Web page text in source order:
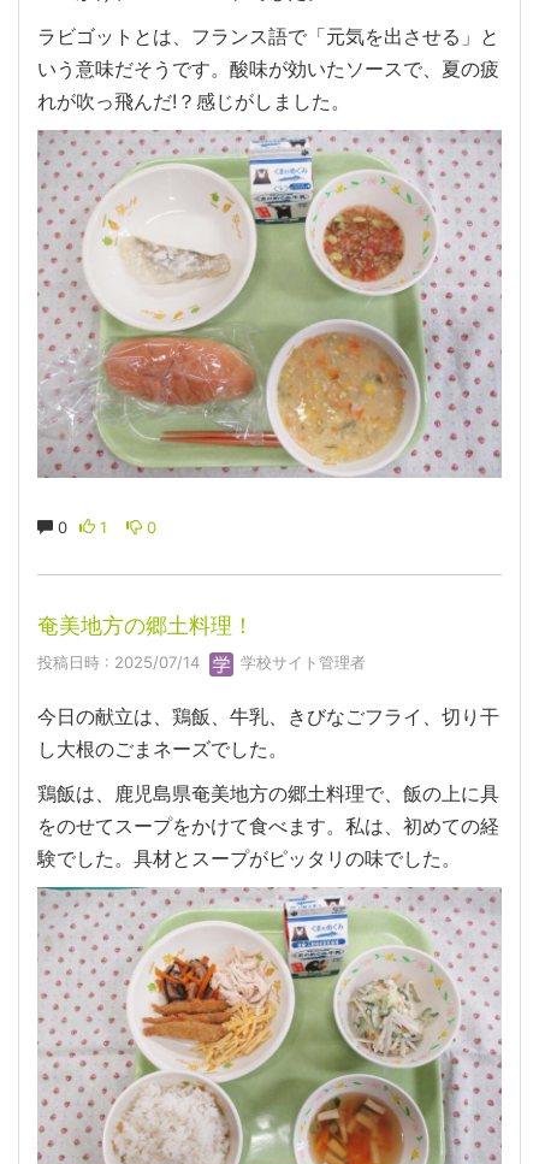
ラビゴットとは、フランス語で「元気を出させる」と
いう意味だそうです。酸味が効いたソースで、夏の疲
れが吹っ飛んだ!？感じがしました。
0 1 0
奄美地方の郷土料理！
投稿日時 : 2025/07/14 学校サイト管理者
今日の献立は、鶏飯、牛乳、きびなごフライ、切り干
し大根のごまネーズでした。
鶏飯は、鹿児島県奄美地方の郷土料理で、飯の上に具
をのせてスープをかけて食べます。私は、初めての経
験でした。具材とスープがピッタリの味でした。